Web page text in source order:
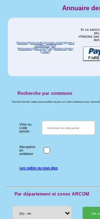
Annuaire
[Sommaire][Nouveautés][Grandes ondes][Appels à
candidatures][Surf]
[Webmasters][Mise à jour][FAQ][Mentions légales]
[Contact]
Si ce
plu,
n'hésitez pas
don.
Recherche par commune
Recherche des radios pouvant être reçues sur votre commune avec une
Ville ou
code
postal :
Réception
en
extérieur
Les radios ou vous êtes
Par département et zones ARCOM